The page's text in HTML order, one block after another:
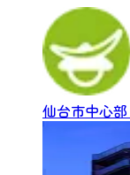
仙台市中心部